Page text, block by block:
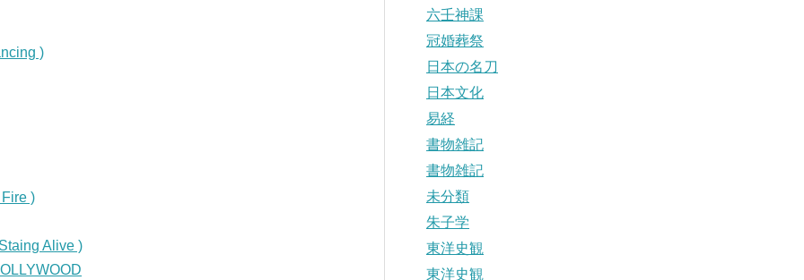
)
)
Alive )
六壬神課
冠婚葬祭
日本の名刀
日本文化
易経
書物雑記
書物雑記
未分類
朱子学
東洋史観
東洋史観